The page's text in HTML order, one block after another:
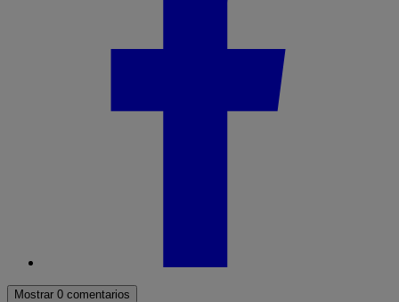
Mostrar 0 comentarios